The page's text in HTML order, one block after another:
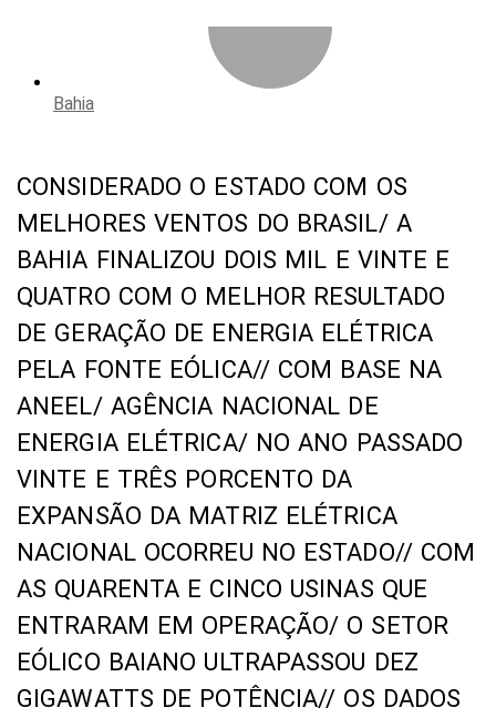
Bahia
CONSIDERADO O ESTADO COM OS
MELHORES VENTOS DO BRASIL/ A
BAHIA FINALIZOU DOIS MIL E VINTE E
QUATRO COM O MELHOR RESULTADO
DE GERAÇÃO DE ENERGIA ELÉTRICA
PELA FONTE EÓLICA// COM BASE NA
ANEEL/ AGÊNCIA NACIONAL DE
ENERGIA ELÉTRICA/ NO ANO PASSADO
VINTE E TRÊS PORCENTO DA
EXPANSÃO DA MATRIZ ELÉTRICA
NACIONAL OCORREU NO ESTADO// COM
AS QUARENTA E CINCO USINAS QUE
ENTRARAM EM OPERAÇÃO/ O SETOR
EÓLICO BAIANO ULTRAPASSOU DEZ
GIGAWATTS DE POTÊNCIA// OS DADOS